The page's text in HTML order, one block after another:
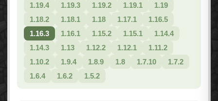
1.19.4
1.19.3 1.19.2 1.19.1
1.19
1.18.2
1.18.1 1.18 1.17.1
1.16.5
1.16.3
1.16.1 1.15.2 1.15.1
1.14.4
1.14.3
1.13 1.12.2 1.12.1
1.11.2
1.10.2
1.9.4 1.8.9 1.8 1.7.10
1.7.2
1.6.4
1.6.2 1.5.2